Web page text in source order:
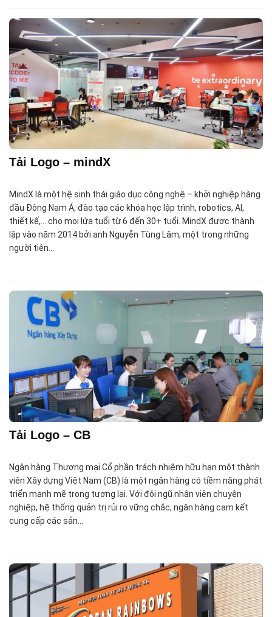
Tải Logo – mindX
MindX là một hệ sinh thái giáo dục công nghệ – khởi nghiệp hàng
đầu Đông Nam Á, đào tạo các khóa học lập trình, robotics, AI,
thiết kế,… cho mọi lứa tuổi từ 6 đến 30+ tuổi. MindX được thành
lập vào năm 2014 bởi anh Nguyễn Tùng Lâm, một trong những
người tiên…
Tải Logo – CB
Ngân hàng Thương mại Cổ phần trách nhiệm hữu hạn một thành
viên Xây dựng Việt Nam (CB) là một ngân hàng có tiềm năng phát
triển mạnh mẽ trong tương lai. Với đội ngũ nhân viên chuyên
nghiệp, hệ thống quản trị rủi ro vững chắc, ngân hàng cam kết
cung cấp các sản…